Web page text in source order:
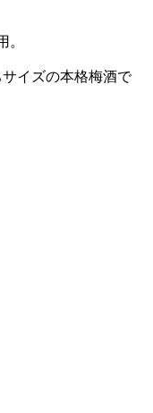
。
イズの本格梅酒で